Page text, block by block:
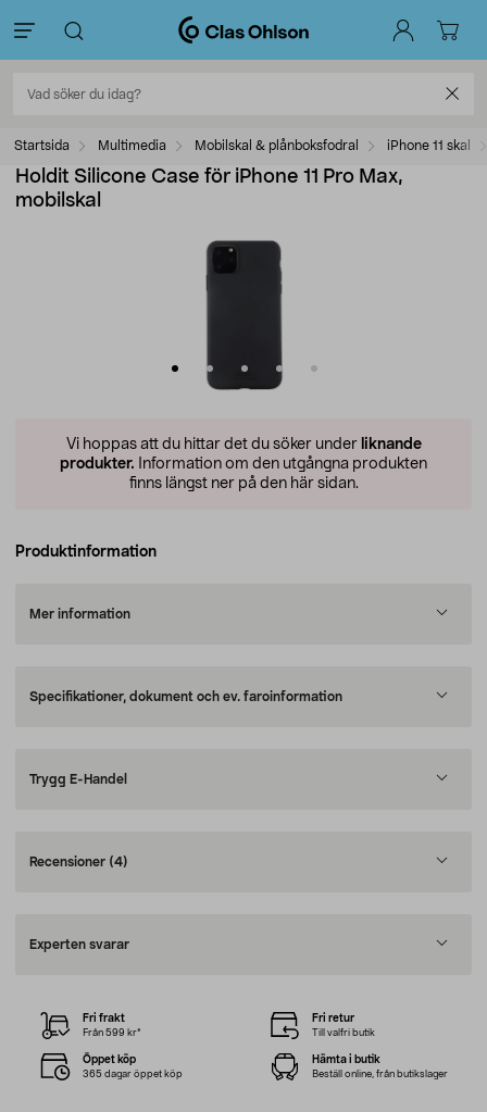
Startsida Multimedia Mobilskal & plånboksfodral iPhone 11 skal
Holdit Silicone Case för iPhone 11 Pro Max,
mobilskal
Vi hoppas att du hittar det du söker under liknande
produkter. Information om den utgångna produkten
finns längst ner på den här sidan.
Produktinformation
Mer information
Specifikationer, dokument och ev. faroinformation
Trygg E-Handel
Recensioner (4)
Experten svarar
Fri frakt
Från 599 kr*
Fri retur
Till valfri butik
Öppet köp
365 dagar öppet köp
Hämta i butik
Beställ online, från butikslager